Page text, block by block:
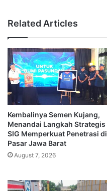
Related Articles
Kembalinya Semen Kujang,
Menandai Langkah Strategis
SIG Memperkuat Penetrasi di
Pasar Jawa Barat
August 7, 2026